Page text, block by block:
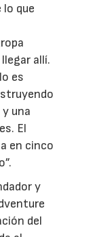
lo que
allí.
es
una
El
en cinco
y
del